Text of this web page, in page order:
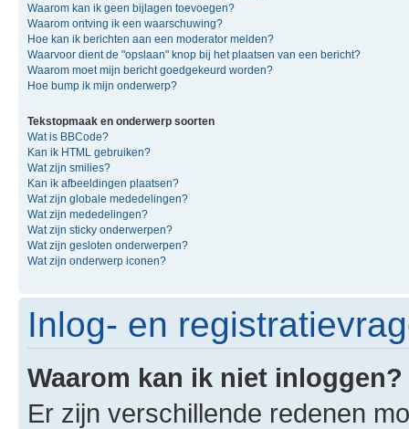
Waarom kan ik geen bijlagen toevoegen?
Waarom ontving ik een waarschuwing?
Hoe kan ik berichten aan een moderator melden?
Waarvoor dient de "opslaan" knop bij het plaatsen van een bericht?
Waarom moet mijn bericht goedgekeurd worden?
Hoe bump ik mijn onderwerp?
Tekstopmaak en onderwerp soorten
Wat is BBCode?
Kan ik HTML gebruiken?
Wat zijn smilies?
Kan ik afbeeldingen plaatsen?
Wat zijn globale mededelingen?
Wat zijn mededelingen?
Wat zijn sticky onderwerpen?
Wat zijn gesloten onderwerpen?
Wat zijn onderwerp iconen?
Inlog- en
Waarom kan ik niet inloggen?
Er zijn verschillende redenen